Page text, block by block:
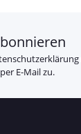
E-Mail zu.